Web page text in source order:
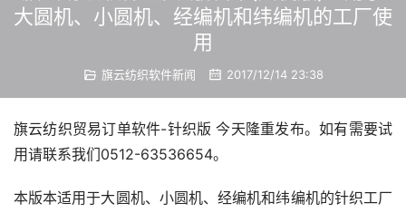
大圆机、小圆机、经编机和纬编机的工厂使
用
旗云纺织软件新闻 2017/12/14 23:38
旗云纺织贸易订单软件-针织版 今天隆重发布。如有需要试
用请联系我们0512-63536654。
本版本适用于大圆机、小圆机、经编机和纬编机的针织工厂